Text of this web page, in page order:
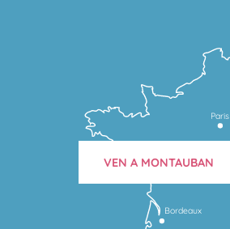
Bordeaux
Paris
VEN A MONTAUBAN